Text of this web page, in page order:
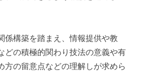
係構築を踏まえ、情報提供や教
どの積極的関わり技法の意義や有
方の留意点などの理解しが求めら